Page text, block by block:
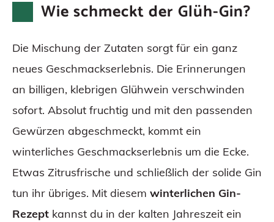
Wie schmeckt der Glüh-Gin?
Die Mischung der Zutaten sorgt für ein ganz
neues Geschmackserlebnis. Die Erinnerungen
an billigen, klebrigen Glühwein verschwinden
sofort. Absolut fruchtig und mit den passenden
Gewürzen abgeschmeckt, kommt ein
winterliches Geschmackserlebnis um die Ecke.
Etwas Zitrusfrische und schließlich der solide Gin
tun ihr übriges. Mit diesem winterlichen Gin-
Rezept kannst du in der kalten Jahreszeit ein